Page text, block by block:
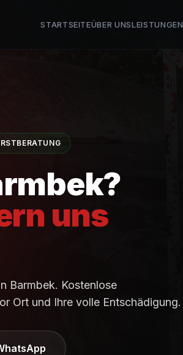
STARTSEITEÜBER UNSLEISTUNGEN
?
uns
Barmbek. Kostenlose
Ort und Ihre volle Entschädigung.